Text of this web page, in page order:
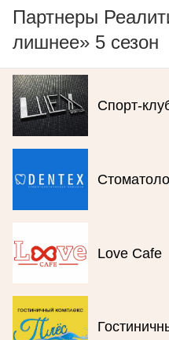
Партнеры
лишнее» 5 сезон
Спорт-
Love Cafe